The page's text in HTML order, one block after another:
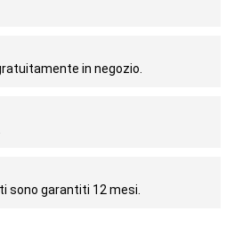
in negozio.
sono garantiti 12 mesi.